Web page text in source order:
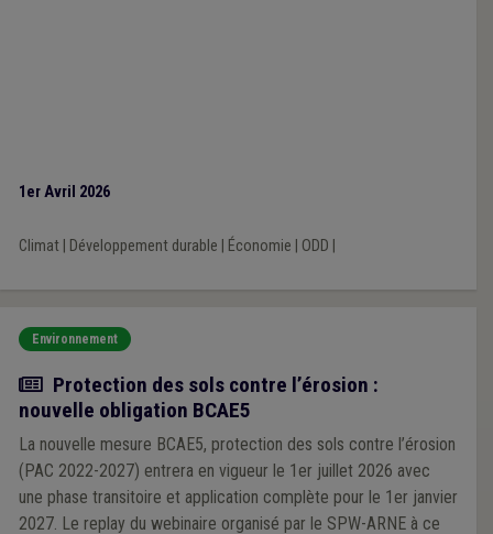
1er Avril 2026
Climat| Développement durable Économie ODD
Environnement
Actualité
Protection des sols contre l’érosion :
nouvelle obligation BCAE5
La nouvelle mesure BCAE5, protection des sols contre l’érosion
(PAC 2022-2027) entrera en vigueur le 1er juillet 2026 avec
une phase transitoire et application complète pour le 1er janvier
2027. Le replay du webinaire organisé par le SPW-ARNE à ce